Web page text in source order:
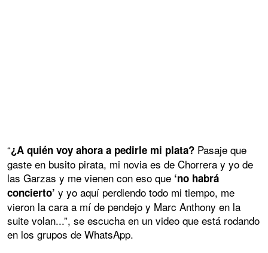
“¿A quién voy ahora a pedirle mi plata? Pasaje que
gaste en busito pirata, mi novia es de Chorrera y yo de
las Garzas y me vienen con eso que ‘no habrá
concierto’ y yo aquí perdiendo todo mi tiempo, me
vieron la cara a mí de pendejo y Marc Anthony en la
suite volan...”, se escucha en un video que está rodando
en los grupos de WhatsApp.